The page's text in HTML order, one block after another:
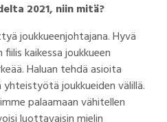
2021, niin mitä?
joukkueenjohtajana. Hyvä
kaikessa joukkueen
Haluan tehdä asioita
joukkueiden välillä.
palaamaan vähitellen